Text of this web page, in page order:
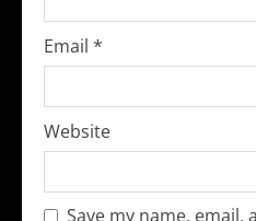
n
g
Email *
Website
Save my name,